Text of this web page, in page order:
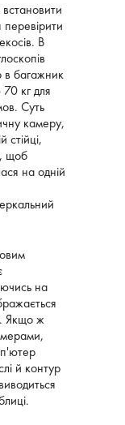
В
в багажник
кг для
Суть
камеру,
стійці,
щоб
на одній
на
Якщо ж
й контур